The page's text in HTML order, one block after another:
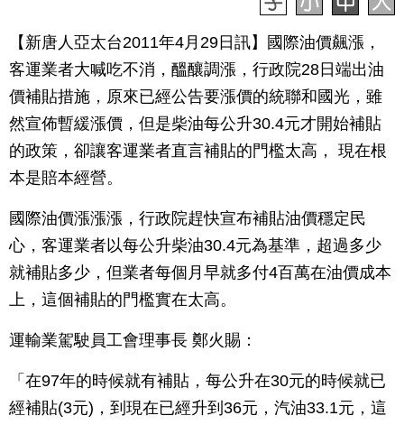
【新唐人亞太台2011年4月29日訊】國際油價飆漲，
客運業者大喊吃不消，醞釀調漲，行政院28日端出油
價補貼措施，原來已經公告要漲價的統聯和國光，雖
然宣佈暫緩漲價，但是柴油每公升30.4元才開始補貼
的政策，卻讓客運業者直言補貼的門檻太高， 現在根
本是賠本經營。
國際油價漲漲漲，行政院趕快宣布補貼油價穩定民
心，客運業者以每公升柴油30.4元為基準，超過多少
就補貼多少，但業者每個月早就多付4百萬在油價成本
上，這個補貼的門檻實在太高。
運輸業駕駛員工會理事長 鄭火賜：
「在97年的時候就有補貼，每公升在30元的時候就已
經補貼(3元)，到現在已經升到36元，汽油33.1元，這